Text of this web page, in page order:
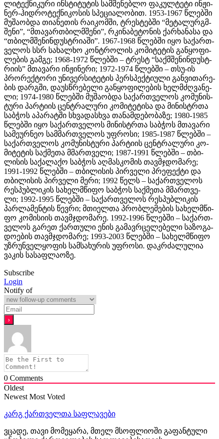
ლი­ტექ­ნი­კუ­რი ინ­ს­ტი­ტუ­ტის სამ­შე­ნებ­ლო ფა­კულ­ტე­ტი ინ­ჟი­
ნერ-ჰიდ­რო­ტექ­ნი­კო­სის სპე­ცი­ა­ლო­ბით. 1953-1967 წლებ­ში
მუ­შა­ობ­და თი­ა­ნე­თის რა­ი­კომ­ში, ტრეს­ტებ­ში “მე­ტა­ლურ­გ­მ­
შე­ნი”, “მთა­ვარ­თ­ბილ­მ­შე­ნი”, რკი­ნა­ბე­ტო­ნის ქარ­ხა­ნა­სა და
“თბილ­მ­შე­ნინ­დუს­ტ­რი­ა­ში”. 1967-1968 წლებ­ში იყო სა­ქარ­თ­
ვე­ლოს სსრ სა­ხალ­ხო კონ­ტ­რო­ლის კო­მი­ტე­ტის გან­ყო­ფი­
ლე­ბის გამ­გე; 1968-1972 წლებ­ში – ტრესტ “საქ­მ­შე­ნინ­დუს­ტ­
რი­ის” მთა­ვა­რი ინ­ჟი­ნე­რი; 1972-1974 წლებ­ში – თსუ-ის
პრო­რექ­ტო­რი უნი­ვერ­სი­ტე­ტის პერ­ს­პექ­ტი­უ­ლი გან­ვი­თა­რე­
ბის დარ­გ­ში, და­უს­წ­რე­ბე­ლი გან­ყო­ფი­ლე­ბის ხელ­მ­ძღ­ვა­ნე­
ლი; 1974-1980 წლებ­ში მუ­შა­ობ­და სა­ქარ­თ­ვე­ლოს კო­მუ­ნის­
ტუ­რი პარ­ტი­ის ცენ­ტ­რა­ლუ­რი კო­მი­ტე­ტი­სა და მი­ნის­ტ­რ­თა
საბ­ჭოს აპა­რატ­ში სხვა­დას­ხ­ვა თა­ნამ­დე­ბო­ბა­ზე; 1980-1985
წლებ­ში იყო სა­ქარ­თ­ვე­ლოს მი­ნის­ტ­რ­თა საბ­ჭოს მთა­ვა­რი
სა­მე­ურ­ნეო სამ­მარ­თ­ვე­ლოს უფ­რო­სი; 1985-1987 წლებ­ში –
სა­ქარ­თ­ვე­ლოს კო­მუ­ნის­ტუ­რი პარ­ტი­ის ცენ­ტ­რა­ლუ­რი კო­
მი­ტე­ტის საქ­მე­თა მმარ­თ­ვე­ლი; 1987-1991 წლებ­ში – თბი­
ლი­სის სა­ქა­ლა­ქო საბ­ჭოს აღ­მას­კო­მის თავ­მ­ჯ­დო­მა­რე;
1991-1992 წლებ­ში – თბი­ლი­სის პირ­ვე­ლი პრე­ფექ­ტი და
თბი­ლი­სის პირ­ვე­ლი მე­რი; 1992 წელს – სა­ქარ­თ­ვე­ლოს
რეს­პუბ­ლი­კის სა­ხელ­მ­წი­ფო საბ­ჭოს საქ­მე­თა მმარ­თ­ვე­
ლი; 1992-1995 წლებ­ში – სა­ქარ­თ­ვე­ლოს რეს­პუბ­ლი­კის
პარ­ლა­მენ­ტის წევ­რი; მთი­ელ­თა პრობ­ლე­მე­ბის სა­ხელ­მ­წი­
ფო კო­მი­სი­ის თავ­მ­ჯ­დო­მა­რე. 1992-1996 წლებ­ში – სა­ქარ­თ­
ვე­ლოს გა­რეთ ქარ­თუ­ლი ენის გა­მავ­რ­ცე­ლე­ბე­ლი სა­ზო­გა­
დო­ე­ბის თავ­მ­ჯ­დო­მა­რე; 1993-2003 წლებ­ში – სა­ხელ­მ­წი­ფო
უზ­რუნ­ველ­ყო­ფის სამ­სა­ხუ­რის უფ­რო­სი. დაკრძალულია
ვაკის სასაფლაოზე.
Subscribe
Login
Notify of
0 Comments
Oldest
Newest Most Voted
კარგ ქართველთა საფლავები
ვცადე, თავი მომეყარა, მთელ მსოფლიოში გაფანტული